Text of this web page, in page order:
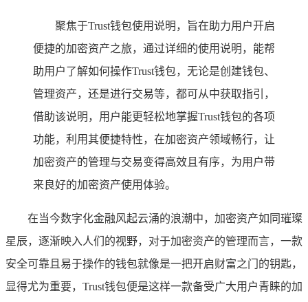
聚焦于Trust钱包使用说明，旨在助力用户开启
便捷的加密资产之旅，通过详细的使用说明，能帮
助用户了解如何操作Trust钱包，无论是创建钱包、
管理资产，还是进行交易等，都可从中获取指引，
借助该说明，用户能更轻松地掌握Trust钱包的各项
功能，利用其便捷特性，在加密资产领域畅行，让
加密资产的管理与交易变得高效且有序，为用户带
来良好的加密资产使用体验。
在当今数字化金融风起云涌的浪潮中，加密资产如同璀璨
星辰，逐渐映入人们的视野，对于加密资产的管理而言，一款
安全可靠且易于操作的钱包就像是一把开启财富之门的钥匙，
显得尤为重要，Trust钱包便是这样一款备受广大用户青睐的加